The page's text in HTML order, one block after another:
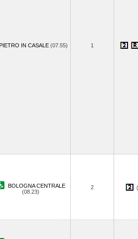
IN CASALE (07.55) 1
BOLOGNA CENTRALE
(08.23)
2